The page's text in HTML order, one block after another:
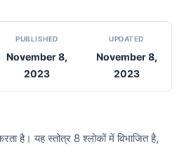
PUBLISHED
November 8,
2023
UPDATED
November 8,
2023
है। यह स्तोत्र 8 श्लोकों में विभाजित है,